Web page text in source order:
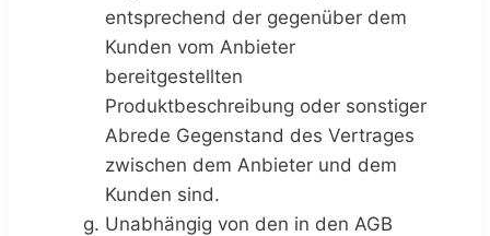
entsprechend der gegenüber dem
Kunden vom Anbieter
bereitgestellten
Produktbeschreibung oder sonstiger
Abrede Gegenstand des Vertrages
zwischen dem Anbieter und dem
Kunden sind.
Unabhängig von den in den AGB